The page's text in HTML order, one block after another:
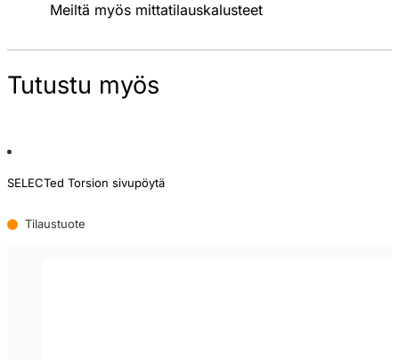
Meiltä myös mittatilauskalusteet
Tutustu myös
SELECTed Torsion sivupöytä
Tilaustuote